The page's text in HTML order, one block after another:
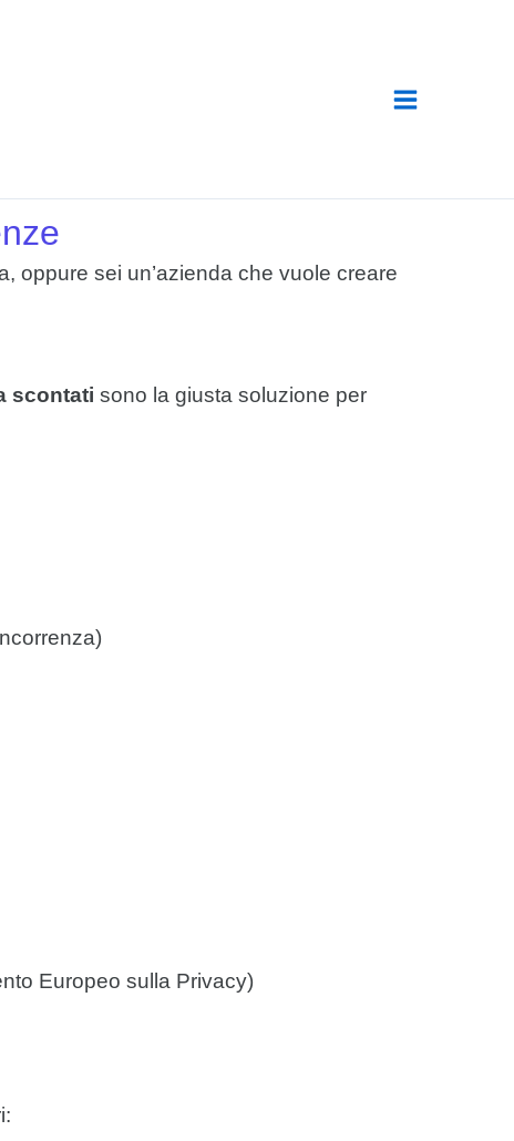
oppure sei un’azienda che vuole creare
scontati sono la giusta soluzione per
Europeo sulla Privacy)